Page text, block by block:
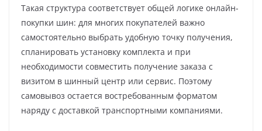
Такая структура соответствует общей логике онлайн-
покупки шин: для многих покупателей важно
самостоятельно выбрать удобную точку получения,
спланировать установку комплекта и при
необходимости совместить получение заказа с
визитом в шинный центр или сервис. Поэтому
самовывоз остается востребованным форматом
наряду с доставкой транспортными компаниями.